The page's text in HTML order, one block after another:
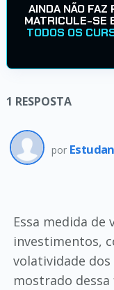
AINDA NÃO FAZ
MATRICULE-SE
TODOS OS
1 RESPOSTA
por
Essa medida de
investimentos,
volatividade
mostrado